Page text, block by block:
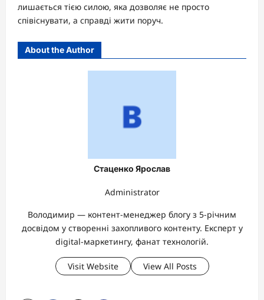
лишається тією силою, яка дозволяє не просто
співіснувати, а справді жити поруч.
About the Author
Стаценко Ярослав
Administrator
Володимир — контент-менеджер блогу з 5-річним
досвідом у створенні захопливого контенту. Експерт у
digital-маркетингу, фанат технологій.
Visit Website View All Posts